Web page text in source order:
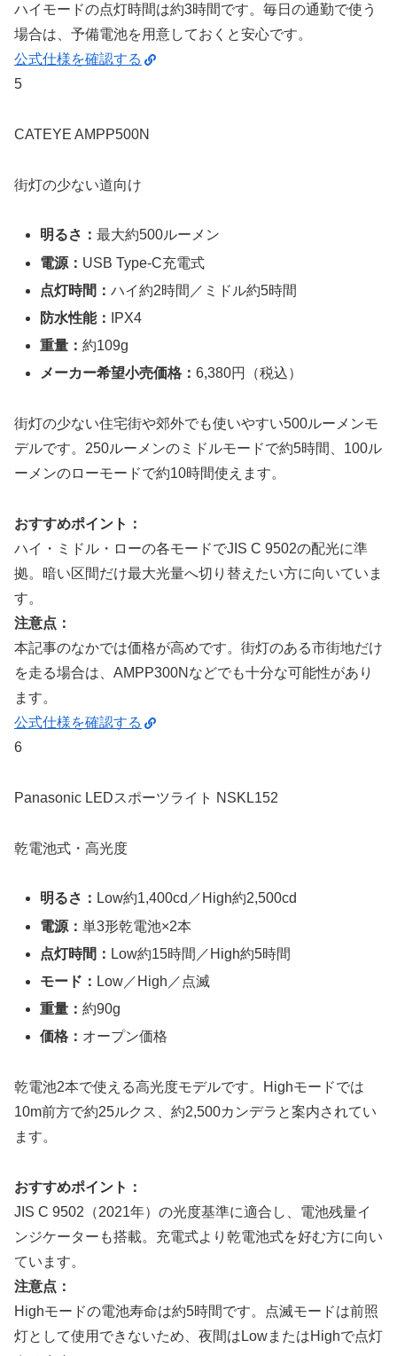
ハイモードの点灯時間は約3時間です。毎日の通勤で使う
場合は、予備電池を用意しておくと安心です。
公式仕様を確認する
5
CATEYE AMPP500N
街灯の少ない道向け
明るさ：最大約500ルーメン
電源： USB Type-C充電式
点灯時間：ハイ約2時間／ミドル約5時間
防水性能：
IPX4
重量：約109g
メーカー希望小売価格：6,380円（税込）
街灯の少ない住宅街や郊外でも使いやすい500ルーメンモ
デルです。250ルーメンのミドルモードで約5時間、100ル
ーメンのローモードで約10時間使えます。
おすすめポイント：
ハイ・ミドル・ローの各モードでJIS C 9502の配光に準
拠。暗い区間だけ最大光量へ切り替えたい方に向いていま
す。
注意点：
本記事のなかでは価格が高めです。街灯のある市街地だけ
を走る場合は、AMPP300Nなどでも十分な可能性があり
ます。
公式仕様を確認する
6
Panasonic LEDスポーツライト NSKL152
乾電池式・高光度
明るさ： Low約1,400cd／High約2,500cd
電源：単3形乾電池×2本
点灯時間： Low約15時間／High約5時間
モード： Low／High／点滅
重量：約90g
価格： オープン価格
乾電池2本で使える高光度モデルです。Highモードでは
10m前方で約25ルクス、約2,500カンデラと案内されてい
ます。
おすすめポイント：
JIS C 9502（2021年）の光度基準に適合し、電池残量イ
ンジケーターも搭載。充電式より乾電池式を好む方に向い
ています。
注意点：
Highモードの電池寿命は約5時間です。点滅モードは前照
灯として使用できないため、夜間はLowまたはHighで点灯